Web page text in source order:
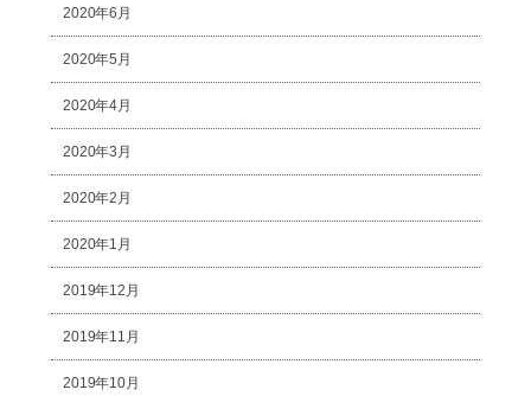
2020年6月
2020年5月
2020年4月
2020年3月
2020年2月
2020年1月
2019年12月
2019年11月
2019年10月